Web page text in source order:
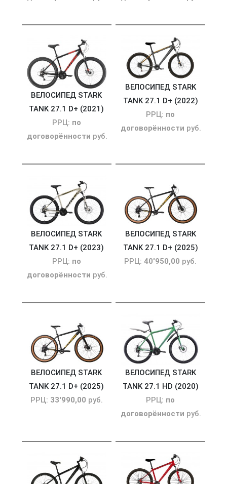
ВЕЛОСИПЕД STARK
TANK 27.1 D+ (2021)
РРЦ: по
договорённости руб.
ВЕЛОСИПЕД STARK
TANK 27.1 D+ (2022)
РРЦ: по
договорённости руб.
ВЕЛОСИПЕД STARK
TANK 27.1 D+ (2023)
РРЦ: по
договорённости руб.
ВЕЛОСИПЕД STARK
TANK 27.1 D+ (2025)
РРЦ:40'950,00 руб.
ВЕЛОСИПЕД STARK
TANK 27.1 D+ (2025)
РРЦ: 33'990,00 руб.
ВЕЛОСИПЕД STARK
TANK 27.1 HD (2020)
РРЦ: по
договорённости руб.